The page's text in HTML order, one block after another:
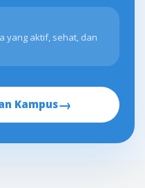
yang aktif, sehat, dan
Kampus→